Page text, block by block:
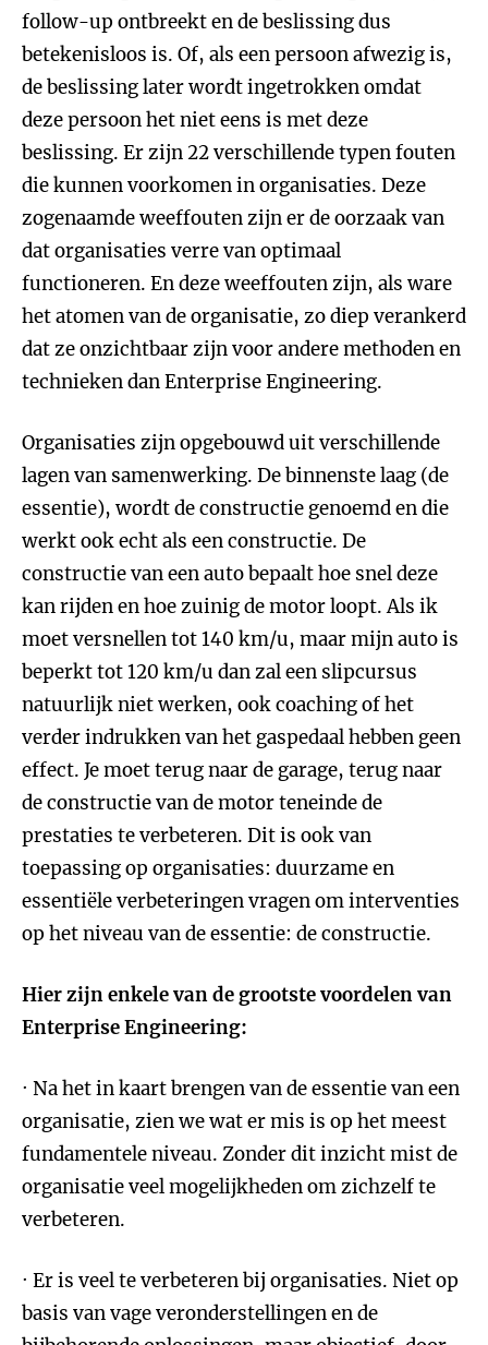
follow-up ontbreekt en de beslissing dus
betekenisloos is. Of, als een persoon afwezig is,
de beslissing later wordt ingetrokken omdat
deze persoon het niet eens is met deze
beslissing. Er zijn 22 verschillende typen fouten
die kunnen voorkomen in organisaties. Deze
zogenaamde weeffouten zijn er de oorzaak van
dat organisaties verre van optimaal
functioneren. En deze weeffouten zijn, als ware
het atomen van de organisatie, zo diep verankerd
dat ze onzichtbaar zijn voor andere methoden en
technieken dan Enterprise Engineering.
Organisaties zijn opgebouwd uit verschillende
lagen van samenwerking. De binnenste laag (de
essentie), wordt de constructie genoemd en die
werkt ook echt als een constructie. De
constructie van een auto bepaalt hoe snel deze
kan rijden en hoe zuinig de motor loopt. Als ik
moet versnellen tot 140 km/u, maar mijn auto is
beperkt tot 120 km/u dan zal een slipcursus
natuurlijk niet werken, ook coaching of het
verder indrukken van het gaspedaal hebben geen
effect. Je moet terug naar de garage, terug naar
de constructie van de motor teneinde de
prestaties te verbeteren. Dit is ook van
toepassing op organisaties: duurzame en
essentiële verbeteringen vragen om interventies
op het niveau van de essentie: de constructie.
Hier zijn enkele van de grootste voordelen van
Enterprise Engineering:
· Na het in kaart brengen van de essentie van een
organisatie, zien we wat er mis is op het meest
fundamentele niveau. Zonder dit inzicht mist de
organisatie veel mogelijkheden om zichzelf te
verbeteren.
· Er is veel te verbeteren bij organisaties. Niet op
basis van vage veronderstellingen en de